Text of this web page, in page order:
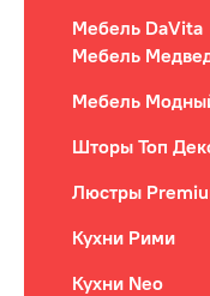
Мебель DaVita
Мебель
Мебель
Шторы Топ
Люстры
Кухни Рими
Кухни Neo